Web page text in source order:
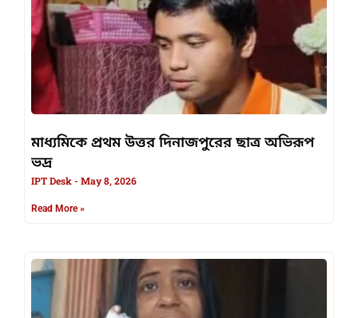
মাধ্যমিকে প্রথম উত্তর দিনাজপুরের ছাত্র অভিরূপ
ভদ্র
IPT Desk May 8, 2026
Read More »